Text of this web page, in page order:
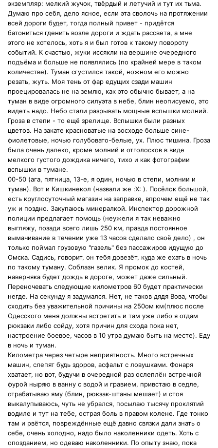
экземпляр: мелкий жучок, твёрдый и летучий и тут их тьма.
Думаю про себя, дело ясное, если эта сволочь на протяжении
всей дороги будет, тогда полный привет - придётся
батониться гденить возле дороги и ждать рассвета, а мне
этого не хотелось, хоть я и был готов к такому повороту
событий. К счастью, жуки иссякли на вершине очередного
подъёма и больше не появлялись (по крайней мере в таком
количестве). Туман сгустился такой, ножном его можно
резать, жуть. Моя тень от фар едущих сзади машин
проецировалась не на землю, как это обычно бывает, а на
туман в виде огромного силуэта в небе, блин неописуемо, это
видеть надо. Небо стали разрывать мощные вспышки молний.
Гроза в степи - то ещё зрелище. Вспышки были разных
цветов. На закате красноватые на восходе больше сине-
фиолетовые, ночью голубовато-белые, ух. Плюс тишина. Гроза
была очень далеко, кроме молний и отголосков в виде
мелкого густого дождика ничего, тихо и как фотографии
вспышки в тумане.
00-50 (ага, пятница, 13-е, я один, ночью в степи, молнии и
туман). Вот и Кишкинекол (назвали же :X: ). Посёлок большой,
есть круглосуточный магазин на заправке, впрочем ещё не так
уж и поздно. Закупаюсь минералкой. Инспектор дорожной
полиции предлагает помощь (неужели я так неважно
выгляжу, позади всего лишь 250 км, правда постоянное
вымачивание в течении уже 13 часов сделало своё дело) , он
только поймал грузовую "газель" без пассажиров идущую до
Омска. Садись, говорит, он тебя довезёт, куда же ехать в ночь
по такому туману. Соблазн велик. Я промок до костей,
наверняка будет дождь в дороге, может даже сильный.
Переночевать следующие километров 60 будет практически
негде. На секунду я задумался. Нет, не таков дядя Вова, чтобы
сходить без уважительной причины на 250ом км(плюс после
Одесского меня должны встретить и там уже либо я отдам
рюкзаки либо сойду, хотя причин для схода пока нет,
настроение боевое, часов в 10 утра думаю быть на месте). Еду
в ночь и туман.
Километра через четыре неприятность. Много встречных
машин, слепят будь здоров, асфальт с ловушками. Фонаря
хватает, но вот, будучи в очередной раз ослеплён встречной
фурой ныряю в ванну с водой и гравием, привстаю в седле,
отрабатываю яму (блин, рюкзак-штаны мешает) и стоя
выкалупываюсь, чуть не убрался, посылаю тысячу проклятий
водиле и тут на тебе, острая боль в правом колене. Где тонко
там и рвётся, повреждённые ещё давно связки дали знать о
себе, очень холодно, надо было наколенники одеть. Хоть с
опозданием, но одеваю наколенники. По опыту знаю, пока